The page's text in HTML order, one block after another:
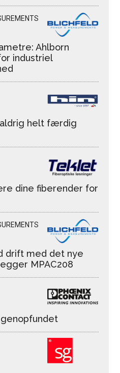
Ahlborn
industriel
helt færdig
dine fiberender for
drift med det nye
MPAC208